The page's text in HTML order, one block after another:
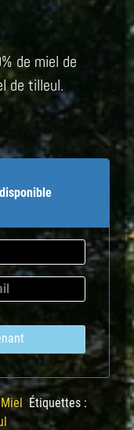
de miel de
de tilleul.
Miel Étiquettes :